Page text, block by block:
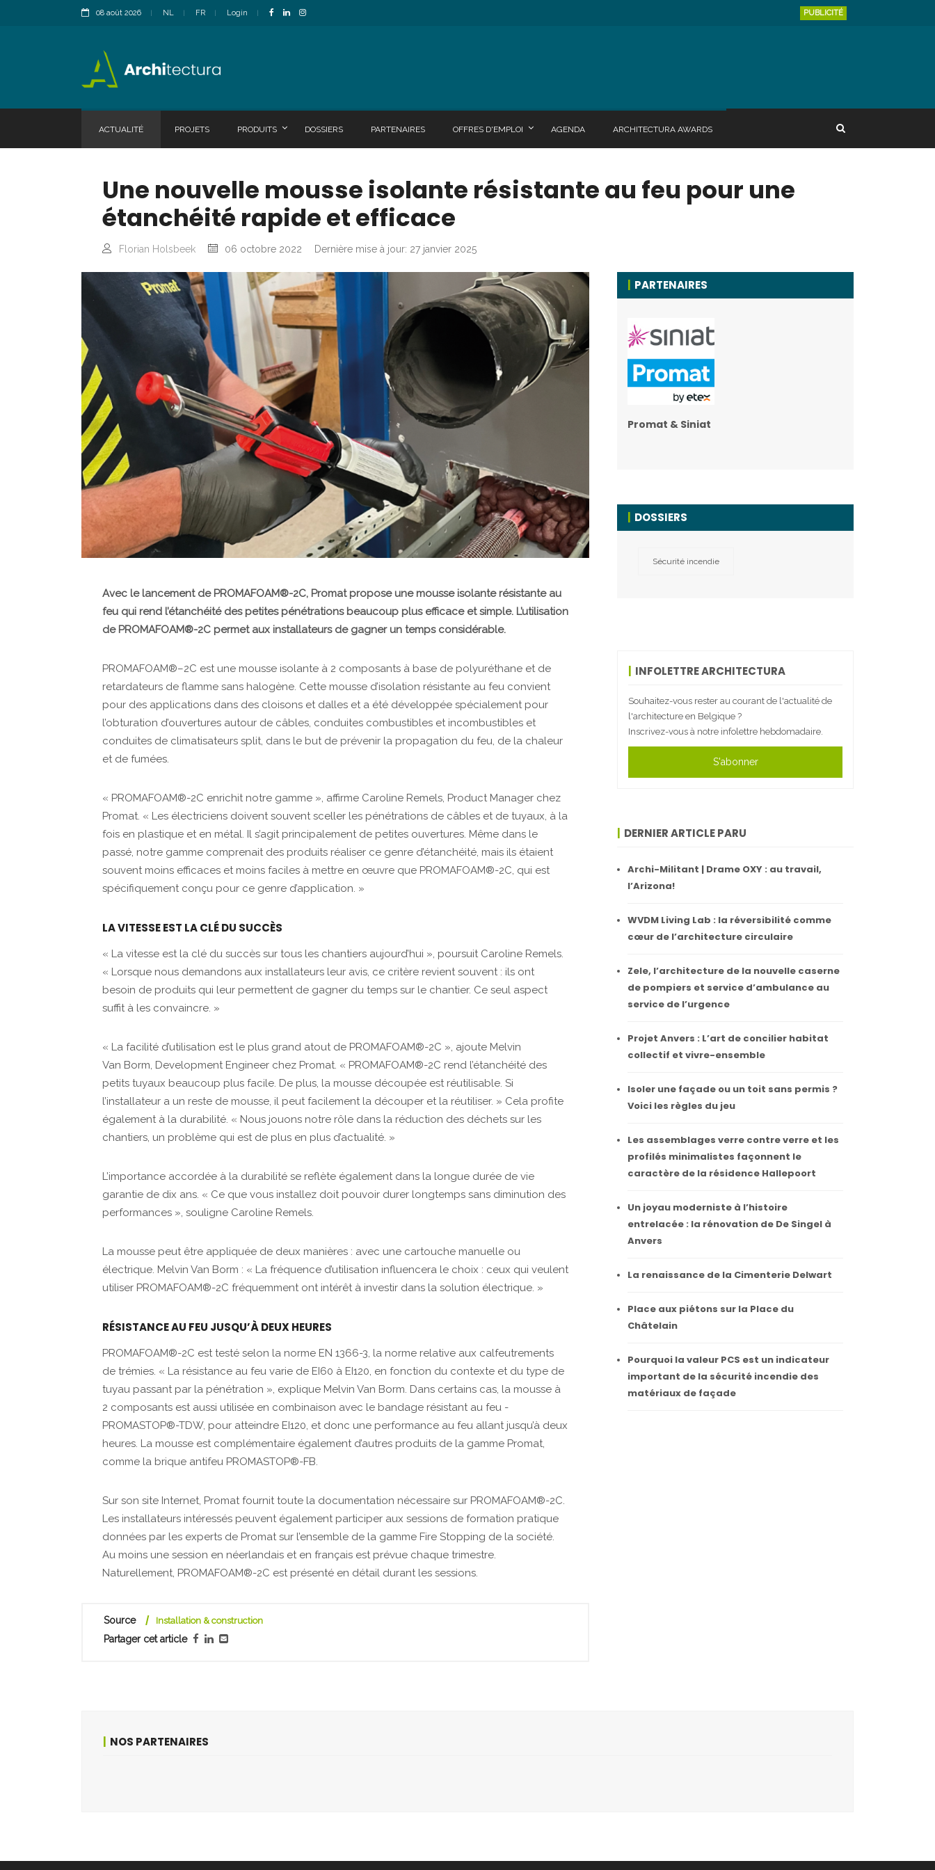
08 août 2026 NL FR Login PUBLICITÉ
ACTUALITÉ PROJETS PRODUITS DOSSIERS PARTENAIRES OFFRES D'EMPLOI AGENDA ARCHITECTURA AWARDS
Une nouvelle mousse isolante résistante au feu pour une
étanchéité rapide et efficace
Florian Holsbeek 06 octobre 2022 Dernière mise à jour: 27 janvier 2025
Avec le lancement de PROMAFOAM®-2C, Promat propose une mousse isolante résistante au
feu qui rend l’étanchéité des petites pénétrations beaucoup plus efficace et simple. L’utilisation
de PROMAFOAM®-2C permet aux installateurs de gagner un temps considérable.
PROMAFOAM®–2C est une mousse isolante à 2 composants à base de polyuréthane et de
retardateurs de flamme sans halogène. Cette mousse d’isolation résistante au feu convient
pour des applications dans des cloisons et dalles et a été développée spécialement pour
l’obturation d’ouvertures autour de câbles, conduites combustibles et incombustibles et
conduites de climatisateurs split, dans le but de prévenir la propagation du feu, de la chaleur
et de fumées.
« PROMAFOAM®-2C enrichit notre gamme », affirme Caroline Remels, Product Manager chez
Promat. « Les électriciens doivent souvent sceller les pénétrations de câbles et de tuyaux, à la
fois en plastique et en métal. Il s’agit principalement de petites ouvertures. Même dans le
passé, notre gamme comprenait des produits réaliser ce genre d’étanchéité, mais ils étaient
souvent moins efficaces et moins faciles à mettre en œuvre que ­PROMAFOAM®-2C, qui est
spécifiquement conçu pour ce genre d’application. »
LA VITESSE EST LA CLÉ DU SUCCÈS
« La vitesse est la clé du succès sur tous les chantiers aujourd’hui », poursuit Caroline Remels.
« Lorsque nous demandons aux installateurs leur avis, ce critère revient souvent : ils ont
besoin de produits qui leur permettent de gagner du temps sur le chantier. Ce seul aspect
suffit à les convaincre. »
« La facilité d’utilisation est le plus grand atout de PROMAFOAM®-2C », ajoute Melvin
Van Borm, Development Engineer chez Promat. « ­PROMAFOAM®-2C rend l’étanchéité des
petits tuyaux beaucoup plus facile. De plus, la mousse découpée est réutilisable. Si
l’installateur a un reste de mousse, il peut facilement la découper et la réutiliser. » Cela profite
également à la durabilité. « Nous jouons notre rôle dans la réduction des déchets sur les
chantiers, un problème qui est de plus en plus d’actualité. »
L’importance accordée à la durabilité se reflète également dans la longue durée de vie
garantie de dix ans. « Ce que vous installez doit pouvoir durer longtemps sans diminution des
performances », souligne Caroline Remels.
La mousse peut être appliquée de deux manières : avec une cartouche manuelle ou
électrique. ­Melvin Van Borm : « La fréquence d’utilisation influencera le choix : ceux qui veulent
utiliser ­PROMAFOAM®-2C fréquemment ont intérêt à investir dans la solution électrique. »
RÉSISTANCE AU FEU JUSQU’À DEUX HEURES
PROMAFOAM®-2C est testé selon la norme EN 1366-3, la norme relative aux calfeutrements
de trémies. « La résistance au feu varie de EI60 à EI120, en fonction du contexte et du type de
tuyau passant par la pénétration », explique ­Melvin Van Borm. Dans certains cas, la mousse à
2 composants est aussi utilisée en combinaison avec le bandage résistant au feu ­
PROMASTOP®-TDW, pour atteindre EI120, et donc une performance au feu allant jusqu’à deux
heures. La mousse est complémentaire également d’autres produits de la gamme Promat,
comme la brique antifeu ­PROMASTOP®-FB.
Sur son site Internet, Promat fournit toute la documentation nécessaire sur PROMAFOAM®-2C.
Les installateurs intéressés peuvent également participer aux sessions de formation pratique
données par les experts de Promat sur l’ensemble de la gamme Fire Stopping de la société.
Au moins une session en néerlandais et en français est prévue chaque trimestre.
Naturellement, ­PROMAFOAM®-2C est présenté en détail durant les sessions.
Source Installation & construction
Partager cet article
PARTENAIRES
Promat & Siniat
DOSSIERS
Sécurité incendie
INFOLETTRE ARCHITECTURA
Souhaitez-vous rester au courant de l'actualité de
l'architecture en Belgique ?
Inscrivez-vous à notre infolettre hebdomadaire.
S'abonner
DERNIER ARTICLE PARU
Archi-Militant | Drame OXY : au travail,
l’Arizona!
WVDM Living Lab : la réversibilité comme
cœur de l’architecture circulaire
Zele, l’architecture de la nouvelle caserne
de pompiers et service d’ambulance au
service de l’urgence
Projet Anvers : L’art de concilier habitat
collectif et vivre-ensemble
Isoler une façade ou un toit sans permis ?
Voici les règles du jeu
Les assemblages verre contre verre et les
profilés minimalistes façonnent le
caractère de la résidence Hallepoort
Un joyau moderniste à l’histoire
entrelacée : la rénovation de De Singel à
Anvers
La renaissance de la Cimenterie Delwart
Place aux piétons sur la Place du
Châtelain
Pourquoi la valeur PCS est un indicateur
important de la sécurité incendie des
matériaux de façade
NOS PARTENAIRES